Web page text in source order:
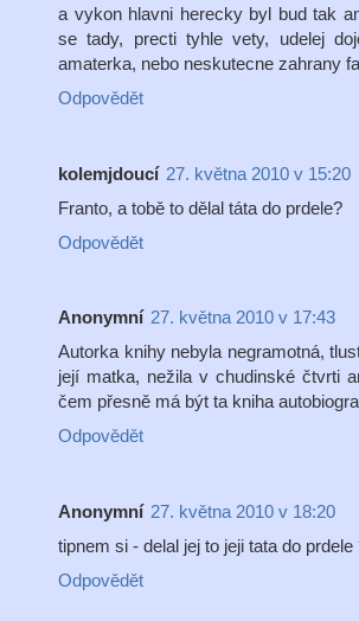
a vykon hlavni herecky byl bud tak
se tady, precti tyhle vety, udelej
amaterka, nebo neskutecne zahrany
Odpovědět
kolemjdoucí 27. května 2010 v 15:20
Franto, a tobě to dělal táta do prdele?
Odpovědět
Anonymní 27. května 2010 v 17:43
Autorka knihy nebyla negramotná,
její matka, nežila v chudinské čtvrti
čem přesně má být ta kniha
Odpovědět
Anonymní 27. května 2010 v 18:20
tipnem si - delal jej to jeji tata do prdele
Odpovědět